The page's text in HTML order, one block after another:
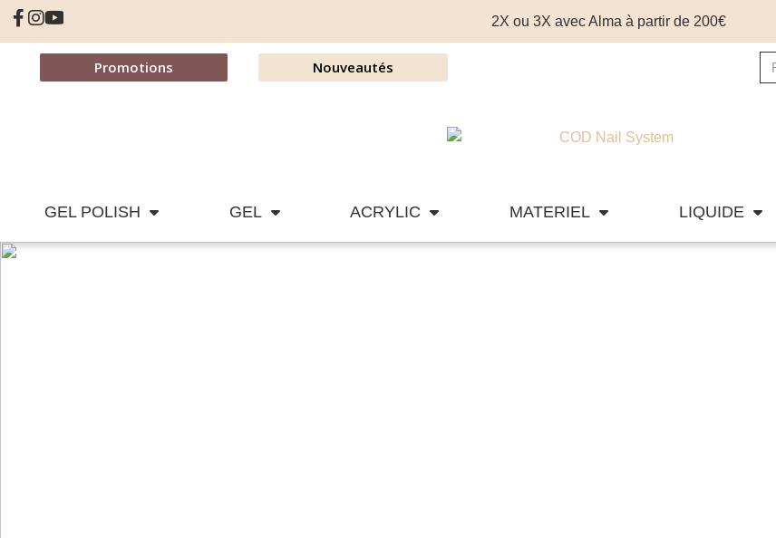
2X ou 3X avec Alma à partir de 200€
Promotions Nouveautés
GEL POLISH GEL ACRYLIC MATERIEL LIQUIDE